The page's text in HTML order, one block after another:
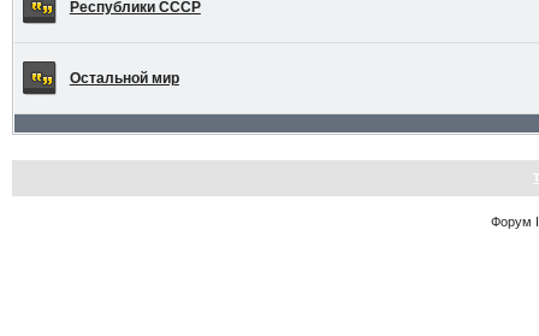
Республики СССР
Остальной мир
Форум